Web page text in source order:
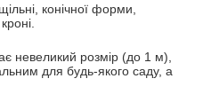
конічної форми,
невеликий розмір (до 1 м),
для будь-якого саду, а